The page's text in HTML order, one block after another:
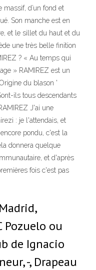
massif, d’un fond et
Son manche est en
et le sillet du haut et du
une très belle finition
? « Au temps qui
» RAMIREZ est un
du blason '
ils tous descendants
J'ai une
: je l'attendais, et
pondu, c'est la
donnera quelque
et d'après
fois c'est pas
Pozuelo ou
de Ignacio
-, Drapeau